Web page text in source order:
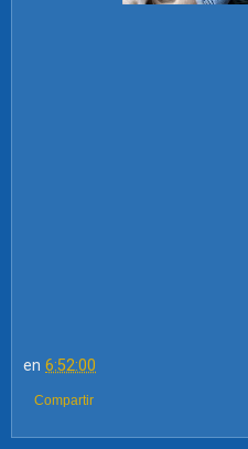
en 6:52:00
Compartir